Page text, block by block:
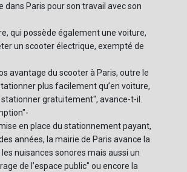
dans Paris pour son travail avec son
qui possède également une voiture,
un scooter électrique, exempté de
avantage du scooter à Paris, outre le
plus facilement qu’en voiture,
gratuitement", avance-t-il.
en place du stationnement payant,
années, la mairie de Paris avance la
nuisances sonores mais aussi un
de l’espace public" ou encore la